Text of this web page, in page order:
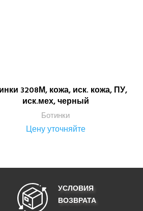
ПОДРОБНЕЕ
3208М, кожа, иск. кожа, ПУ,
иск.мех, черный
Ботинки
Цену уточняйте
УСЛОВИЯ
ВОЗВРАТА